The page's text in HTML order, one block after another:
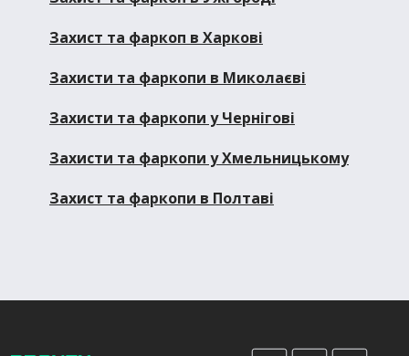
Захист та фаркоп в Харкові
Захисти та фаркопи в Миколаєві
Захисти та фаркопи у Чернігові
Захисти та фаркопи у Хмельницькому
Захист та фаркопи в Полтаві